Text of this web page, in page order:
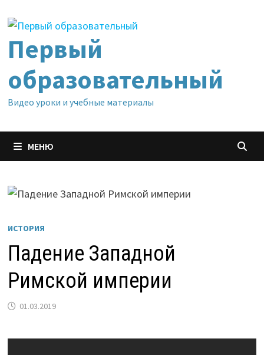
содержимому
Первый
образовательный
Видео уроки и учебные материалы
МЕНЮ
ИСТОРИЯ
Падение Западной
Римской империи
01.03.2019